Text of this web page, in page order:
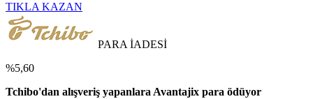
TIKLA KAZAN
PARA İADESİ
%5,60
Tchibo'dan alışveriş yapanlara Avantajix para ödüyor